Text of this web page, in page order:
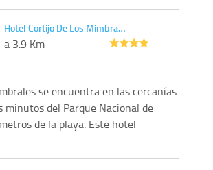
Hotel Cortijo De Los Mimbra…
a 3.9 Km
se encuentra en las cercanías
minutos del Parque Nacional de
de la playa. Este hotel